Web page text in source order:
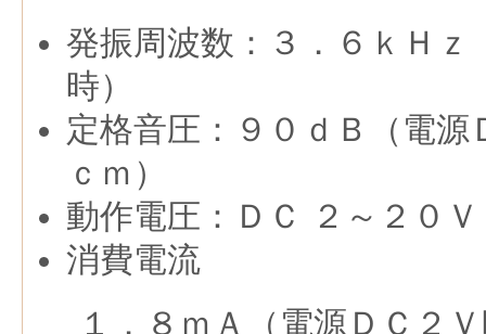
発振周波数：３．６ｋＨｚ
時）
定格音圧：９０ｄＢ（電源
ｃｍ）
動作電圧：ＤＣ ２～２０Ｖ
消費電流
１．８ｍＡ（電源ＤＣ２